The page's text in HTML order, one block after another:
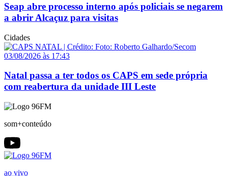
Seap abre processo interno após policiais se negarem
a abrir Alcaçuz para visitas
Cidades
03/08/2026 às 17:43
Natal passa a ter todos os CAPS em sede própria
com reabertura da unidade III Leste
som+conteúdo
ao vivo